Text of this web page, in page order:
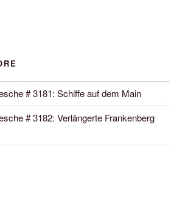
# 3181: Schiffe auf dem Main
# 3182: Verlängerte Frankenberg